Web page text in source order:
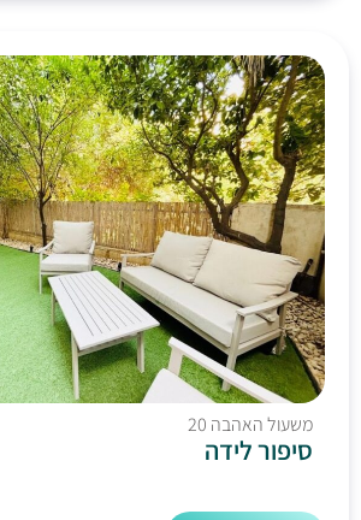
משעול האהבה 20
סיפור לידה